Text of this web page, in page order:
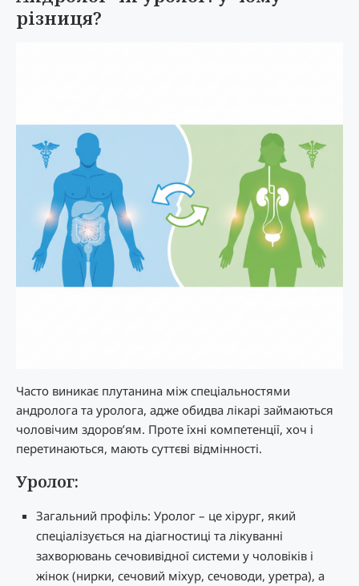
різниця?
Часто виникає плутанина між спеціальностями
андролога та уролога, адже обидва лікарі займаються
чоловічим здоров’ям. Проте їхні компетенції, хоч і
перетинаються, мають суттєві відмінності.
Уролог:
Загальний профіль: Уролог – це хірург, який
спеціалізується на діагностиці та лікуванні
захворювань сечовивідної системи у чоловіків і
жінок (нирки, сечовий міхур, сечоводи, уретра), а